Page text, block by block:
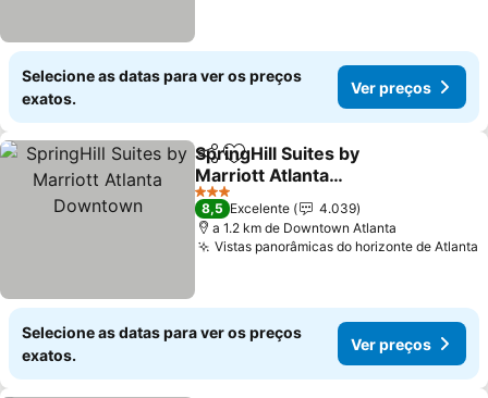
Selecione as datas para ver os preços
exatos.
Ver preços
PartilharAdicionar aos favoritos
SpringHill Suites by
Marriott Atlanta
Downtown
Ver preços
3 Estrelas
8,5 Excelente
4.039
a 1.2 km de Downtown Atlanta
Vistas panorâmicas do horizonte de Atlanta
Selecione as datas para ver os preços
exatos.
Ver preços